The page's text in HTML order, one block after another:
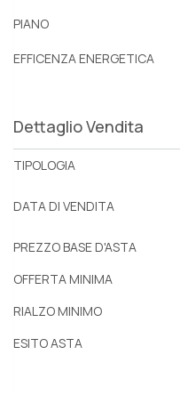
PIANO
EFFICENZA ENERGETICA
Dettaglio Vendita
TIPOLOGIA
DATA DI VENDITA
PREZZO BASE D'ASTA
OFFERTA MINIMA
RIALZO MINIMO
ESITO ASTA